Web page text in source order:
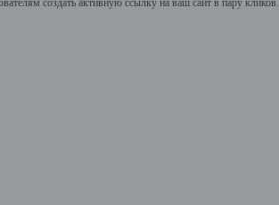
создать активную ссылку на ваш сайт в пару кликов.